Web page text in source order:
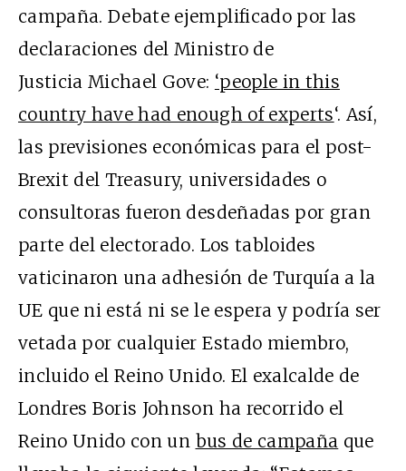
campaña. Debate ejemplificado por las
declaraciones del Ministro de
Justicia Michael Gove: ‘people in this
country have had enough of experts‘. Así,
las previsiones económicas para el post-
Brexit del Treasury, universidades o
consultoras fueron desdeñadas por gran
parte del electorado. Los tabloides
vaticinaron una adhesión de Turquía a la
UE que ni está ni se le espera y podría ser
vetada por cualquier Estado miembro,
incluido el Reino Unido. El exalcalde de
Londres Boris Johnson ha recorrido el
Reino Unido con un bus de campaña que